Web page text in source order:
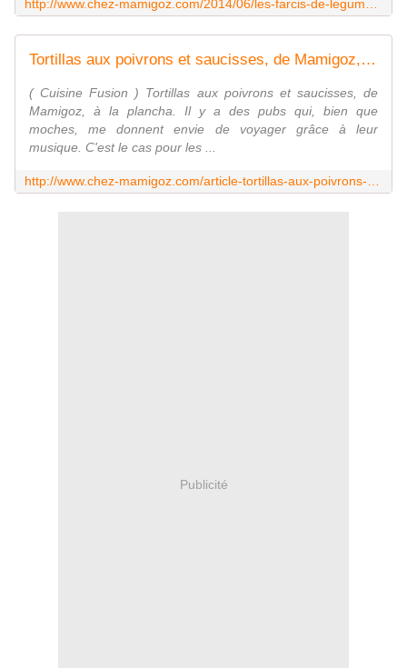
Tortillas aux poivrons et saucisses, de Mamigoz, à la plancha. - Chez Mamigoz
( Cuisine Fusion ) Tortillas aux poivrons et saucisses, de
Mamigoz, à la plancha. Il y a des pubs qui, bien que
moches, me donnent envie de voyager grâce à leur
musique. C'est le cas pour les ...
Publicité